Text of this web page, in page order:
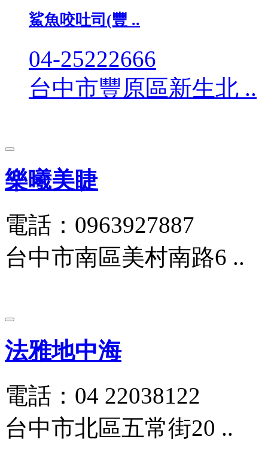
鯊魚咬吐司(豐 ..
04-25222666
台中市豐原區新生北 ..
樂曦美睫
電話：0963927887
台中市南區美村南路6 ..
法雅地中海
電話：04 22038122
台中市北區五常街20 ..